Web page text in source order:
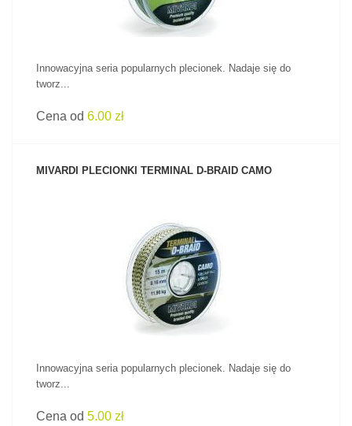
Innowacyjna seria popularnych plecionek. Nadaje się do
tworz...
Cena od 6.00 zł
MIVARDI PLECIONKI TERMINAL D‑BRAID CAMO
ZOBACZ PRODUKT
Innowacyjna seria popularnych plecionek. Nadaje się do
tworz...
Cena od 5.00 zł